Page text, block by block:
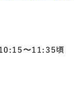
〜11:35頃